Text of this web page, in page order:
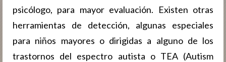
psicólogo, para mayor evaluación. Existen otras
herramientas de detección, algunas especiales
para niños mayores o dirigidas a alguno de los
trastornos del espectro autista o TEA (Autism